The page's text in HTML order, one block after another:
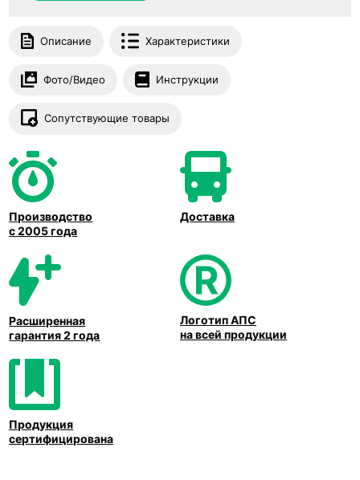
Описание Характеристики
Фото/Видео Инструкции
Сопутствующие товары
Производство
с 2005 года
Доставка
Расширенная
гарантия 2 года
Логотип АПС
на всей продукции
Продукция
сертифицирована